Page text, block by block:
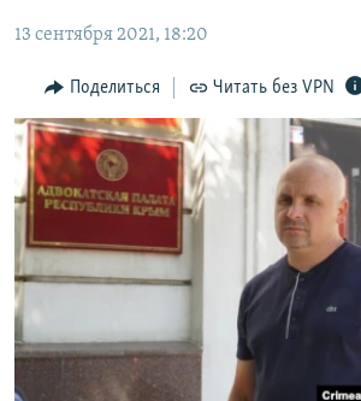
ТЕЛЕПРОЕКТ КРЫМ.РЕАЛИИ
СОВЕТЫ ПРАВОЗАЩИТНИКОВ
ПРОПАВШИЕ БЕЗ ВЕСТИ
КРЫМ.НЕПОКОРЕННЫЙ
УКРАИНСКАЯ ПРОБЛЕМА КРЫМА
КАК ОБОЙТИ БЛОКИРОВКУ
Українською
Qırımtatar
Все сайты RFE/RL
13 сентября 2021, 18:20
Поделиться Читать без VPN